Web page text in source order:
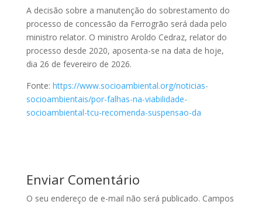
A decisão sobre a manutenção do sobrestamento do
processo de concessão da Ferrogrão será dada pelo
ministro relator. O ministro Aroldo Cedraz, relator do
processo desde 2020, aposenta-se na data de hoje,
dia 26 de fevereiro de 2026.
Fonte: https://www.socioambiental.org/noticias-
socioambientais/por-falhas-na-viabilidade-
socioambiental-tcu-recomenda-suspensao-da
Enviar Comentário
O seu endereço de e-mail não será publicado. Campos